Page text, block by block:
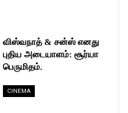
விஸ்வநாத் & சன்ஸ் எனது
புதிய அடையாளம்: சூர்யா
பெருமிதம்.
CINEMA